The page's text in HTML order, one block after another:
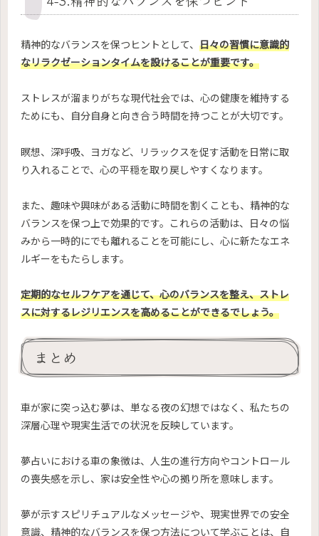
精神的なバランスを保つヒントとして、 日々の習慣に意識的
なリラクゼーションタイムを設けることが重要です。
ストレスが溜まりがちな現代社会では、心の健康を維持する
ためにも、自分自身と向き合う時間を持つことが大切です。
瞑想、深呼吸、ヨガなど、リラックスを促す活動を日常に取
り入れることで、心の平穏を取り戻しやすくなります。
また、趣味や興味がある活動に時間を割くことも、精神的な
バランスを保つ上で効果的です。これらの活動は、日々の悩
みから一時的にでも離れることを可能にし、心に新たなエネ
ルギーをもたらします。
定期的なセルフケアを通じて、心のバランスを整え、ストレ
スに対するレジリエンスを高めることができるでしょう。
まとめ
車が家に突っ込む夢は、単なる夜の幻想ではなく、私たちの
深層心理や現実生活での状況を反映しています。
夢占いにおける車の象徴は、人生の進行方向やコントロール
の喪失感を示し、家は安全性や心の拠り所を意味します。
夢が示すスピリチュアルなメッセージや、現実世界での安全
意識、精神的なバランスを保つ方法について学ぶことは、自